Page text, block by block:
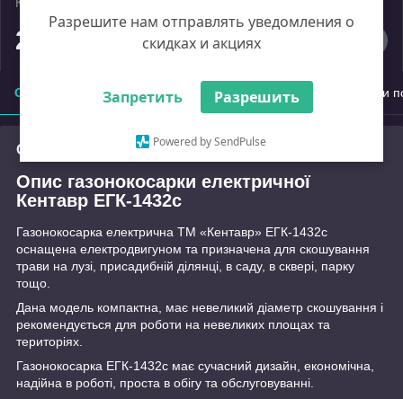
Разрешите нам отправлять уведомления о
скидках и акциях
Запретить Разрешить
Powered by SendPulse
2 448
Опис Характеристики Доставка Оплата Умови
Опис
Опис газонокосарки електричної
Кентавр ЕГК-1432с
Газонокосарка електрична ТМ «Кентавр» ЕГК-1432с
оснащена електродвигуном та призначена для скошування
трави на лузі, присадибній ділянці, в саду, в сквері, парку
тощо.
Дана модель компактна, має невеликий діаметр скошування і
рекомендується для роботи на невеликих площах та
територіях.
Газонокосарка ЕГК-1432с має сучасний дизайн, економічна,
надійна в роботі, проста в обігу та обслуговуванні.